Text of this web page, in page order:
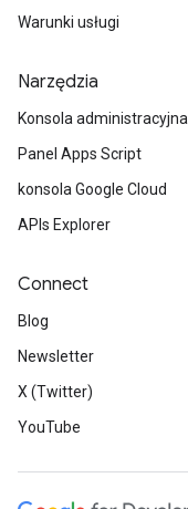
Warunki usługi
Narzędzia
Konsola administracyjna
Panel Apps Script
konsola Google Cloud
APIs Explorer
Connect
Blog
Newsletter
X (Twitter)
YouTube